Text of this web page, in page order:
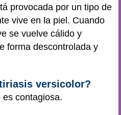
provocada por un tipo de
vive en la piel. Cuando
se vuelve cálido y
forma descontrolada y
versicolor?
contagiosa.